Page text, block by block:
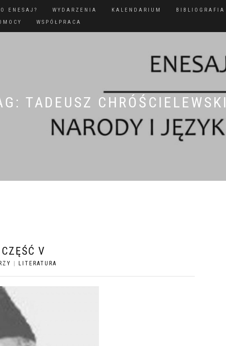
ENESAJ? WYDARZENIA KALENDARIUM BIBLIOGRAFIA
WSPÓŁPRACA
TADEUSZ CHRÓŚCIELEWSKI
V
LITERATURA